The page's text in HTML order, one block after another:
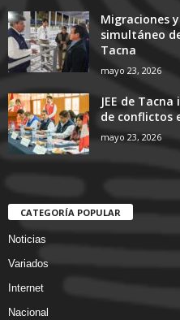
Migraciones
simultáneo
Tacna
mayo 23, 2026
JEE de
de conflictos
mayo 23, 2026
CATEGORÍA POPULAR
Noticias
Variados
Internet
Nacional